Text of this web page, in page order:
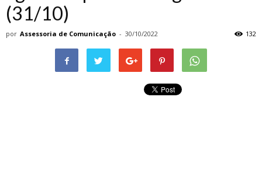
(31/10)
por Assessoria de Comunicação - 30/10/2022 132